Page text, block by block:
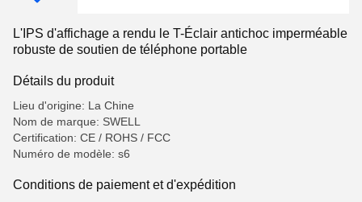
L'IPS d'affichage a rendu le T-Éclair antichoc imperméable
robuste de soutien de téléphone portable
Détails du produit
Lieu d'origine: La Chine
Nom de marque: SWELL
Certification: CE / ROHS / FCC
Numéro de modèle: s6
Conditions de paiement et d'expédition